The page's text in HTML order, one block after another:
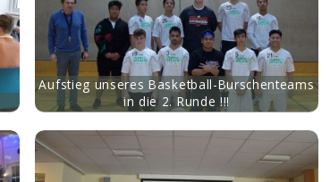
Aufstieg unseres Basketball-Burschenteams
in die 2. Runde !!!